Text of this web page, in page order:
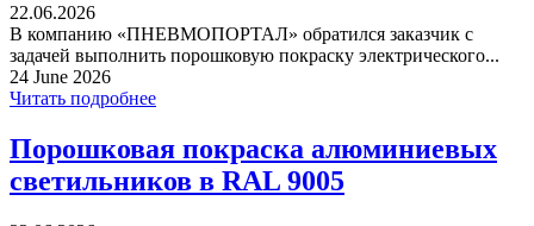
22.06.2026
В компанию «ПНЕВМОПОРТАЛ» обратился заказчик с
задачей выполнить порошковую покраску электрического...
24 June 2026
Читать подробнее
Порошковая покраска алюминиевых
светильников в RAL 9005